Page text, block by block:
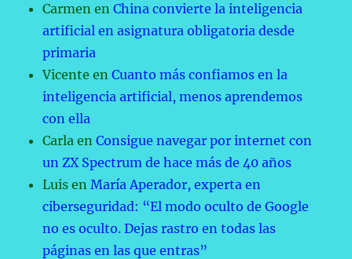
Carmen enChina convierte la inteligencia
artificial en asignatura obligatoria desde
primaria
Vicente enCuanto más confiamos en la
inteligencia artificial, menos aprendemos
con ella
Carla enConsigue navegar por internet con
un ZX Spectrum de hace más de 40 años
Luis enMaría Aperador, experta en
ciberseguridad: “El modo oculto de Google
no es oculto. Dejas rastro en todas las
páginas en las que entras”